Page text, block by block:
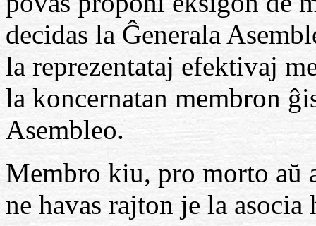
decidas la Ĝenerala
la reprezentataj efektivaj
la koncernatan membron
Asembleo.
Membro kiu, pro morto aŭ
ne havas rajton je la asocia